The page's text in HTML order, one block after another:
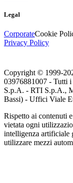
Legal
CorporateCookie
Privacy Policy
Copyright © 1999-
03976881007 - Tutti
S.p.A. - RTI S.p.A.,
Bassi) - Uffici Viale
Rispetto ai contenuti
vietata ogni
intelligenza artificiale
utilizzare mezzi